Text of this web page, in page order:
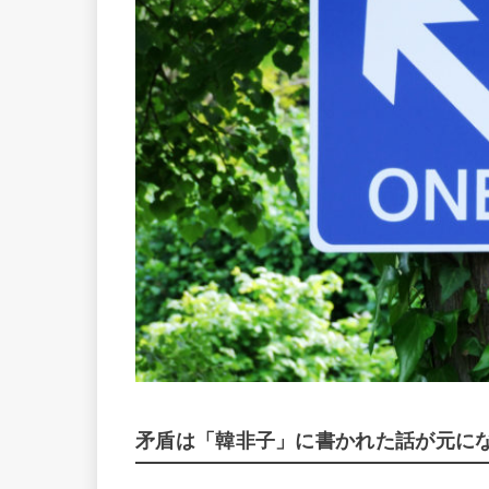
矛盾は「韓非子」に書かれた話が元に